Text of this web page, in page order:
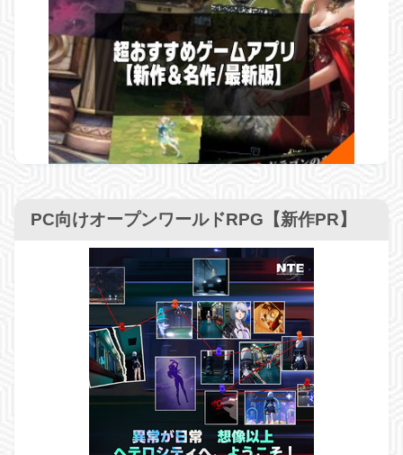
PC向けオープンワールドRPG【新作PR】